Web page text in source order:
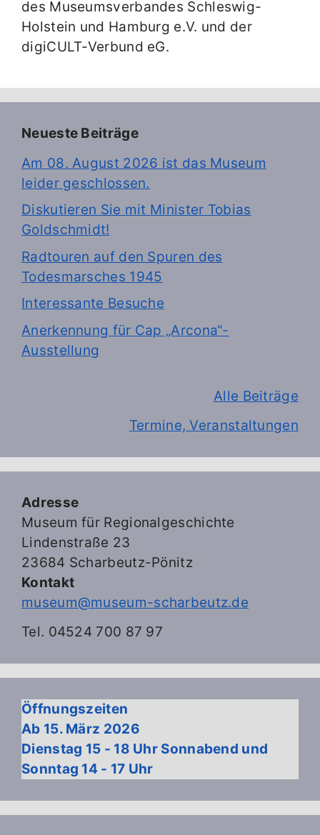
des Museumsverbandes Schleswig-
Holstein und Hamburg e.V. und der
digiCULT-Verbund eG.
Neueste Beiträge
Am 08. August 2026 ist das Museum
leider geschlossen.
Diskutieren Sie mit Minister Tobias
Goldschmidt!
Radtouren auf den Spuren des
Todesmarsches 1945
Interessante Besuche
Anerkennung für Cap „Arcona“-
Ausstellung
Alle Beiträge
Termine, Veranstaltungen
Adresse
Museum für Regionalgeschichte
Lindenstraße 23
23684 Scharbeutz-Pönitz
Kontakt
museum@museum-scharbeutz.de
Tel. 04524 700 87 97
Öffnungszeiten
Ab 15. März 2026
Dienstag 15 - 18 Uhr Sonnabend und
Sonntag 14 - 17 Uhr